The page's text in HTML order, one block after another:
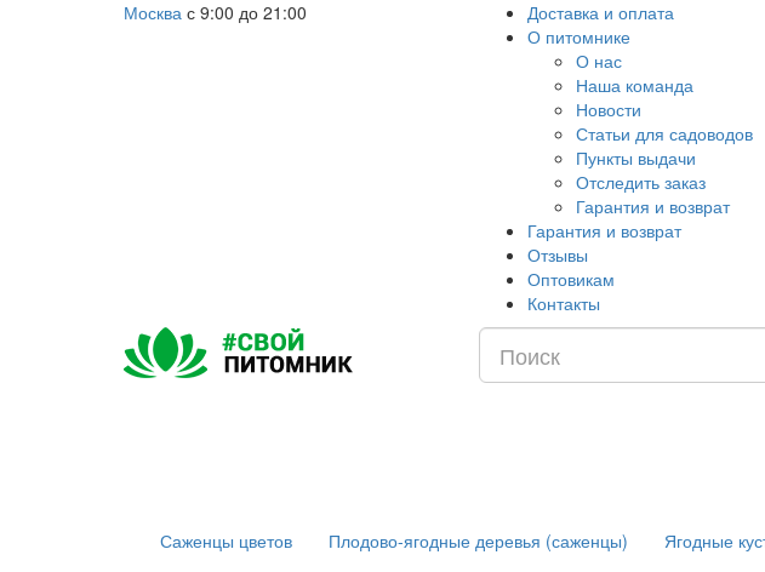
Москва с 9:00 до 21:00
Доставка и оплата
О питомнике
О нас
Наша команда
Новости
Статьи для садоводов
Пункты выдачи
Отследить заказ
Гарантия и возврат
Гарантия и возврат
Отзывы
Оптовикам
Контакты
Саженцы цветов Плодово-ягодные деревья (саженцы) Ягодные